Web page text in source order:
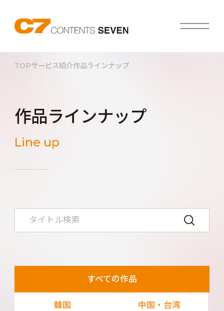
TOPサービス紹介作品ラインナップ
作品ラインナップ
Line up
すべての作品
韓国 中国・台湾